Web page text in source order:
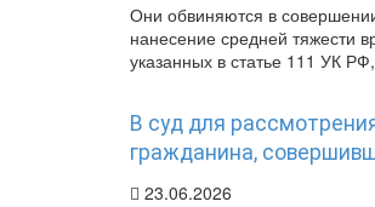
Они обвиняются в
нанесение средней тяжести
указанных в статье 111 УК
В суд для
гражданина,
23.06.2026